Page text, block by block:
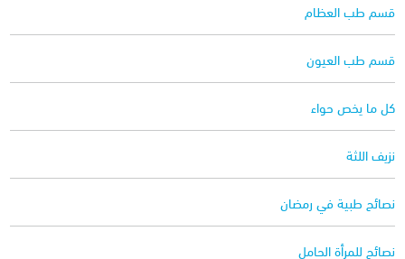
قسم طب العظام
قسم طب العيون
كل ما يخص حواء
نزيف اللثة
نصائح طبية في رمضان
نصائح للمرأة الحامل